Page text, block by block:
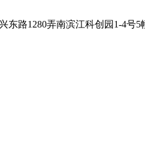
东路1280弄南滨江科创园1-4号5